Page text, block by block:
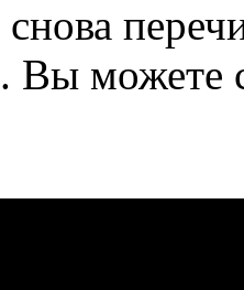
Вы можете